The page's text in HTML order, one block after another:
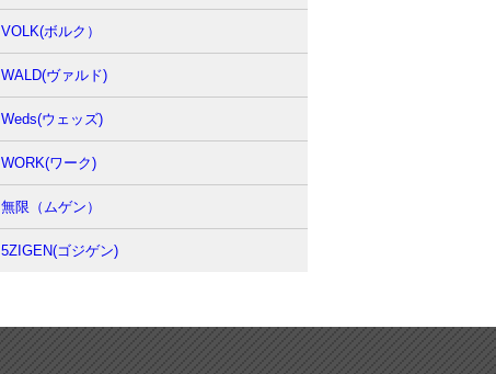
VOLK(ボルク）
WALD(ヴァルド)
Weds(ウェッズ)
WORK(ワーク)
無限（ムゲン）
5ZIGEN(ゴジゲン)